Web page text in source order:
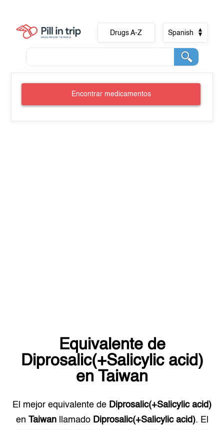
Drugs A-Z Spanish
Encontrar medicamentos
Equivalente de
Diprosalic(+Salicylic acid)
en Taiwan
El mejor equivalente de Diprosalic(+Salicylic acid)
en Taiwanllamado Diprosalic(+Salicylic acid). El